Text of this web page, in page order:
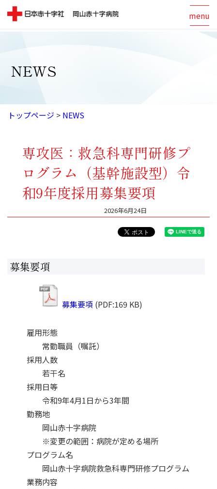
menu
NEWS
トップページ > NEWS
専攻医：救急科専門研修プ
ログラム（基幹施設型）令
和9年度採用募集要項
2026年6月24日
募集要項
募集要項 (PDF:169 KB)
雇用形態
常勤職員（嘱託）
採用人数
若干名
採用日等
令和9年4月1日から3年間
勤務地
岡山赤十字病院
※変更の範囲：病院が定める場所
プログラム名
岡山赤十字病院救急科専門研修プログラム
業務内容